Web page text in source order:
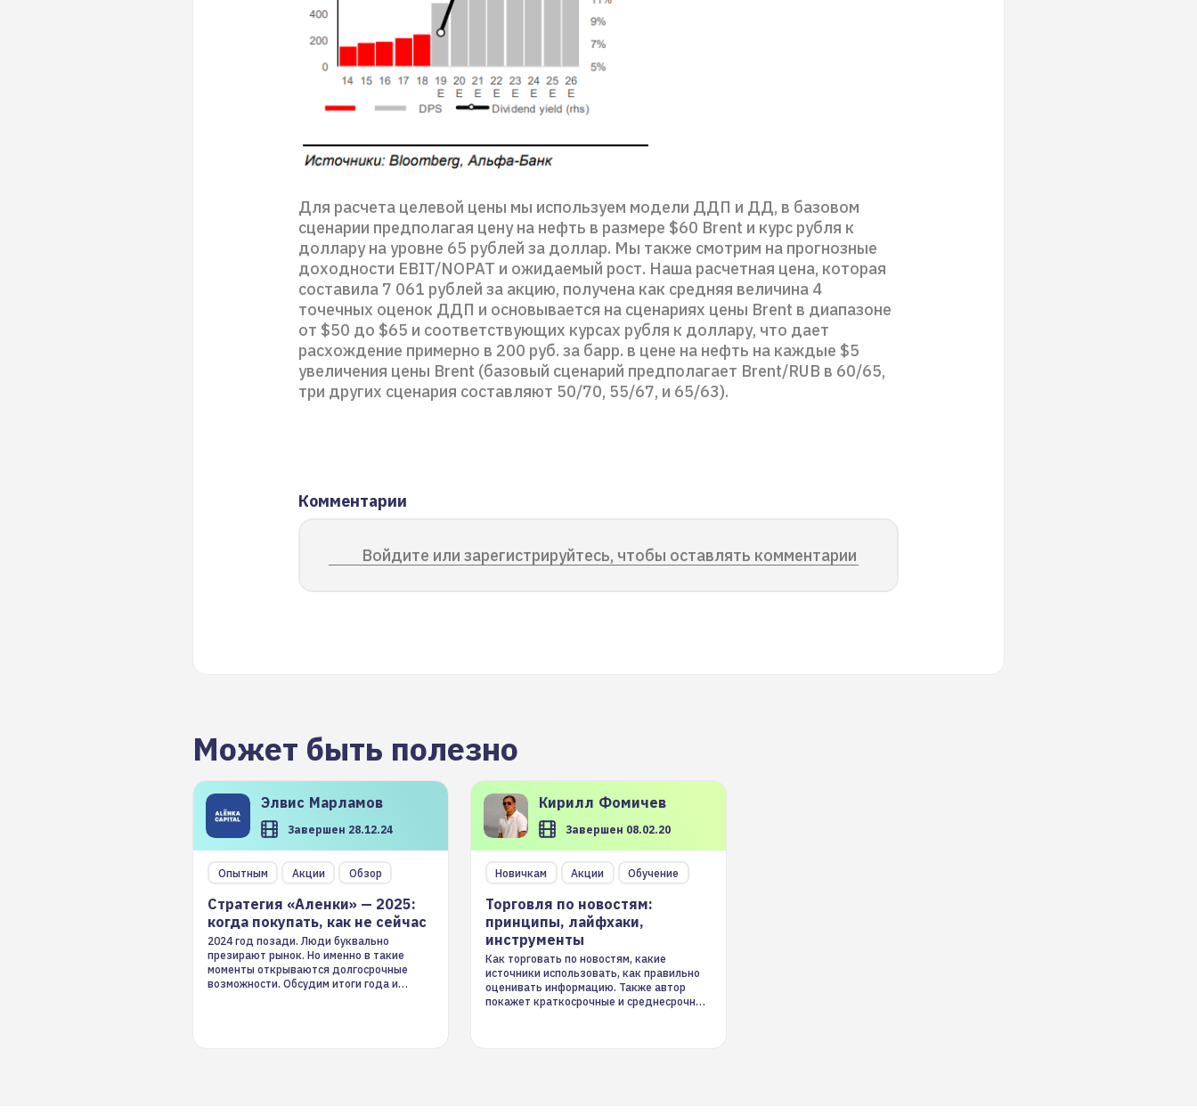
Для расчета целевой цены мы используем модели ДДП и ДД, в базовом
сценарии предполагая цену на нефть в размере $60 Brent и курс рубля к
доллару на уровне 65 рублей за доллар. Мы также смотрим на прогнозные
доходности EBIT/NOPAT и ожидаемый рост. Наша расчетная цена, которая
составила 7 061 рублей за акцию, получена как средняя величина 4
точечных оценок ДДП и основывается на сценариях цены Вrent в диапазоне
от $50 до $65 и соответствующих курсах рубля к доллару, что дает
расхождение примерно в 200 руб. за барр. в цене на нефть на каждые $5
увеличения цены Brent (базовый сценарий предполагает Brent/RUB в 60/65,
три других сценария составляют 50/70, 55/67, и 65/63).
Комментарии
Войдите или зарегистрируйтесь, чтобы оставлять комментарии
Может быть полезно
Элвис Марламов
Завершен 28.12.24
Опытным Акции Обзор
Стратегия «Аленки» — 2025:
когда покупать, как не сейчас
2024 год позади. Люди буквально
презирают рынок. Но именно в такие
моменты открываются долгосрочные
возможности. Обсудим итоги года и
Кирилл Фомичев
Завершен 08.02.20
Новичкам Акции Обучение
Торговля по новостям:
принципы, лайфхаки,
инструменты
Как торговать по новостям, какие
источники использовать, как правильно
оценивать информацию. Также автор
покажет краткосрочные и среднесрочные